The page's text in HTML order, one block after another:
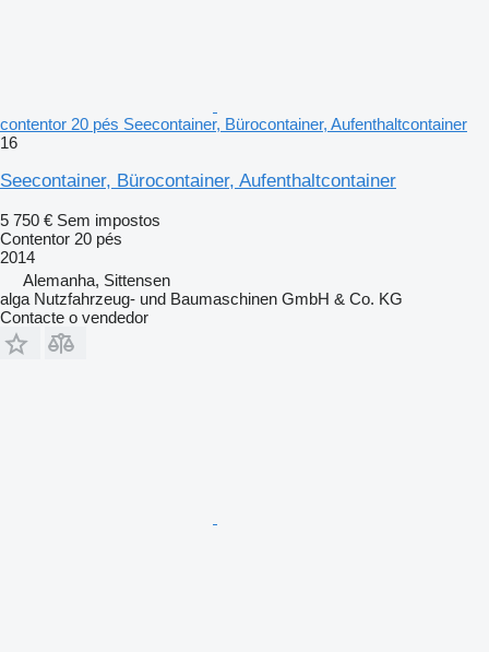
contentor 20 pés Seecontainer, Bürocontainer, Aufenthaltcontainer
16
Seecontainer, Bürocontainer, Aufenthaltcontainer
5 750 € Sem impostos
Contentor 20 pés
2014
Alemanha, Sittensen
alga Nutzfahrzeug- und Baumaschinen GmbH & Co. KG
Contacte o vendedor